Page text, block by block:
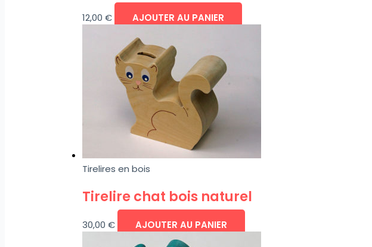
12,00 € AJOUTER AU PANIER
Tirelires en bois
Tirelire chat bois naturel
30,00 € AJOUTER AU PANIER